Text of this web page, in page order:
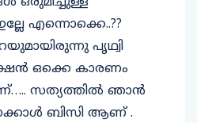
എന്നൊക്കെ..??
പൃഥ്വി
ഒക്കെ കാരണം
സത്യത്തില്‍ ഞാന്‍
ബിസി ആണ് .